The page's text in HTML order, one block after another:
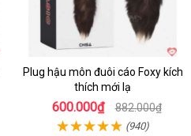
Plug hậu môn đuôi cáo Foxy kích
thích mới lạ
600.000₫ 882.000₫
(940)